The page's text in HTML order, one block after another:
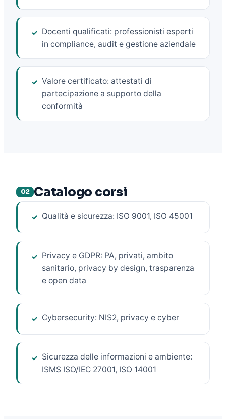
✓ Docenti qualificati: professionisti esperti
in compliance, audit e gestione aziendale
✓ Valore certificato: attestati di
partecipazione a supporto della
conformità
02 Catalogo corsi
✓ Qualità e sicurezza: ISO 9001, ISO 45001
✓ Privacy e GDPR: PA, privati, ambito
sanitario, privacy by design, trasparenza
e open data
✓ Cybersecurity: NIS2, privacy e cyber
✓ Sicurezza delle informazioni e ambiente:
ISMS ISO/IEC 27001, ISO 14001